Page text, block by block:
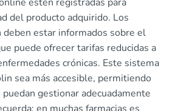
del producto adquirido. Los
deben estar informados sobre el
puede ofrecer tarifas reducidas a
crónicas. Este sistema
sea más accesible, permitiendo
gestionar adecuadamente
en muchas farmacias es